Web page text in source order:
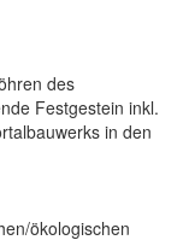
des
Festgestein inkl.
in den
ökologischen